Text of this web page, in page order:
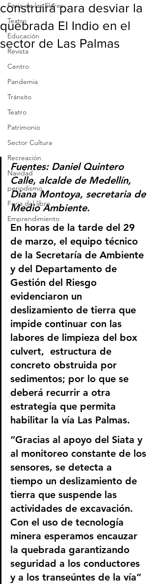
Feria de las Flores
Teatro
Educación
Revista
Centro
Pandemia
Tránsito
Teatro
Patrimonio
Sector Cultura
Recreación
Navidad
periodismo
Feria del libro
Emprendimiento
construirá para desviar la
quebrada El Indio en el
sector de Las Palmas
Fuentes: Daniel Quintero
Calle, alcalde de Medellín,
Diana Montoya, secretaria de
Medio Ambiente.
En horas de la tarde del 29
de marzo, el equipo técnico
de la Secretaría de Ambiente
y del Departamento de
Gestión del Riesgo
evidenciaron un
deslizamiento de tierra que
impide continuar con las
labores de limpieza del box
culvert,  estructura de
concreto obstruida por
sedimentos; por lo que se
deberá recurrir a otra
estrategia que permita
habilitar la vía Las Palmas.
“Gracias al apoyo del Siata y
al monitoreo constante de los
sensores, se detecta a
tiempo un deslizamiento de
tierra que suspende las
actividades de excavación.
Con el uso de tecnología
minera esperamos encauzar
la quebrada garantizando
seguridad a los conductores
y a los transeúntes de la vía”